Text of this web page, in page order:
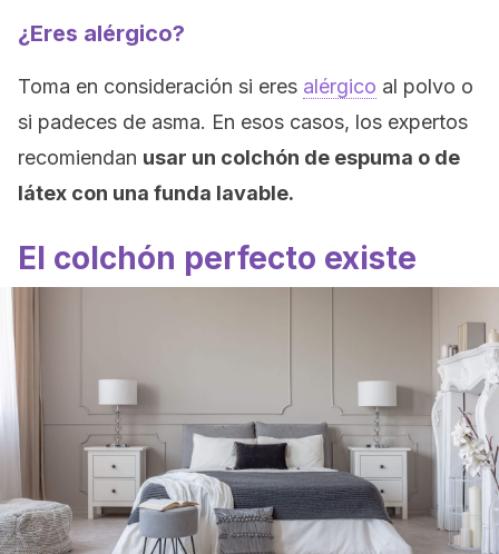
¿Eres alérgico?
Toma en consideración si eres alérgico al polvo o
si padeces de asma. En esos casos, los expertos
recomiendan usar un colchón de espuma o de
látex con una funda lavable.
El colchón perfecto existe